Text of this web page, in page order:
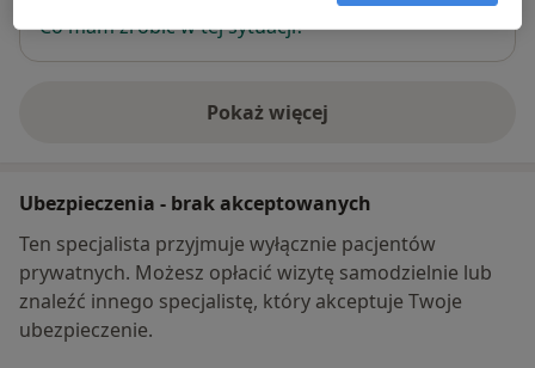
Co mam zrobić w tej sytuacji?
Pokaż więcej
o adresie
Ubezpieczenia - brak akceptowanych
Ten specjalista przyjmuje wyłącznie pacjentów
prywatnych. Możesz opłacić wizytę samodzielnie lub
znaleźć innego specjalistę, który akceptuje Twoje
ubezpieczenie.